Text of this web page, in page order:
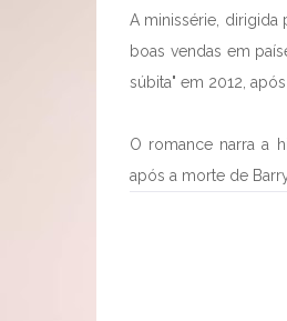
A minissérie, dirigida
boas vendas em
súbita" em 2012,
O romance narra a
após a morte de